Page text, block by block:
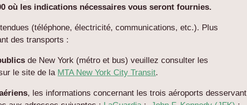
où les indications nécessaires vous seront fournies.
(téléphone, électricité, communications, etc.). Plus
des transports :
de New York (métro et bus) veuillez consulter les
le site de la MTA New York City Transit.
, les informations concernant les trois aéroports desservant